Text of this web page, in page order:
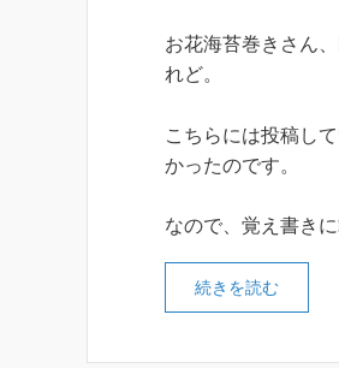
お花海苔巻きさん
れど。
こちらには投稿し
かったのです。
なので、覚え書き
続きを読む